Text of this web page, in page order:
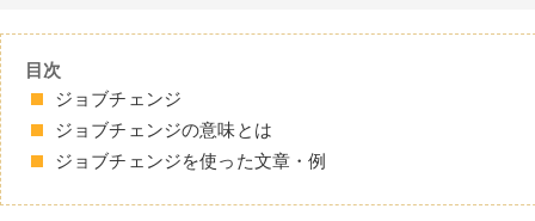
目次
ジョブチェンジ
ジョブチェンジの意味とは
ジョブチェンジを使った文章・例